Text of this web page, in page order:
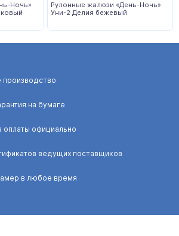
Ночь»
Рулонные жалюзи «День-Ночь»
Уни-2 Делия бежевый
производство
на бумаге
оплаты официально
ведущих поставщиков
в любое время